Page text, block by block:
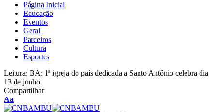
Página Inicial
Educação
Eventos
Geral
Parceiros
Cultura
Esportes
Leitura: BA: 1ª igreja do país dedicada a Santo Antônio celebra dia
13 de junho
Compartilhar
Aa